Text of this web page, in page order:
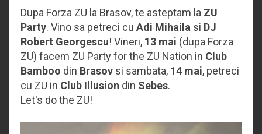
Dupa Forza ZU la Brasov, te asteptam la ZU
Party. Vino sa petreci cu Adi Mihaila si DJ
Robert Georgescu! Vineri, 13 mai (dupa Forza
ZU) facem ZU Party for the ZU Nation in Club
Bamboo din Brasov si sambata, 14 mai, petreci
cu ZU in Club Illusion din Sebes.
Let's do the ZU!